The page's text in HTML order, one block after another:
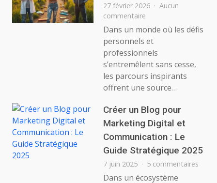
27 février 2026
Aucun
commentaire
Mettre
en
lumière
les
parcours
inspirants
Dans un monde où les défis
personnels et
professionnels
s’entremêlent sans cesse,
les parcours inspirants
offrent une source…
Créer un Blog pour
Marketing Digital et
Communication : Le
Guide Stratégique 2025
7 juin 2025 5 commentaires
Dans un écosystème